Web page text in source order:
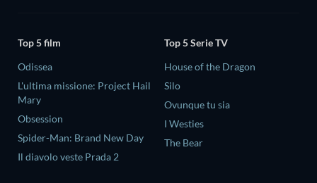
Top 5 film
Odissea
L'ultima missione: Project Hail
Mary
Obsession
Spider-Man: Brand New Day
Il diavolo veste Prada 2
Top 5 Serie TV
House of the Dragon
Silo
Ovunque tu sia
I Westies
The Bear